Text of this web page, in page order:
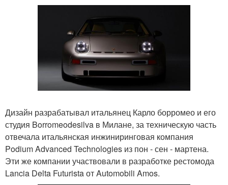
Дизайн разрабатывал итальянец Карло борромео и его
студия Borromeodesilva в Милане, за техническую часть
отвечала итальянская инжиниринговая компания
Podium Advanced Technologies из пон - сен - мартена.
Эти же компании участвовали в разработке рестомода
Lancia Delta Futurista от Automobili Amos.